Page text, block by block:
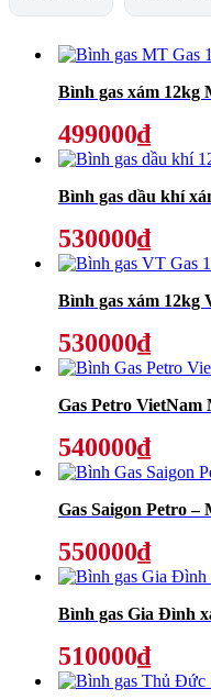
Bình gas xám 12kg
499000₫
Bình gas dầu khí
530000₫
Bình gas xám 12kg
530000₫
Gas Petro VietNam
540000₫
Gas Saigon Petro –
550000₫
Bình gas Gia Đình
510000₫